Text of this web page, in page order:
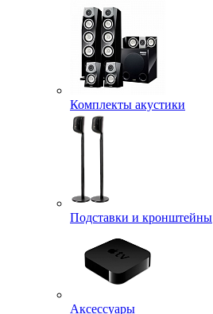
Комплекты акустики
Подставки и кронштейны
Аксессуары